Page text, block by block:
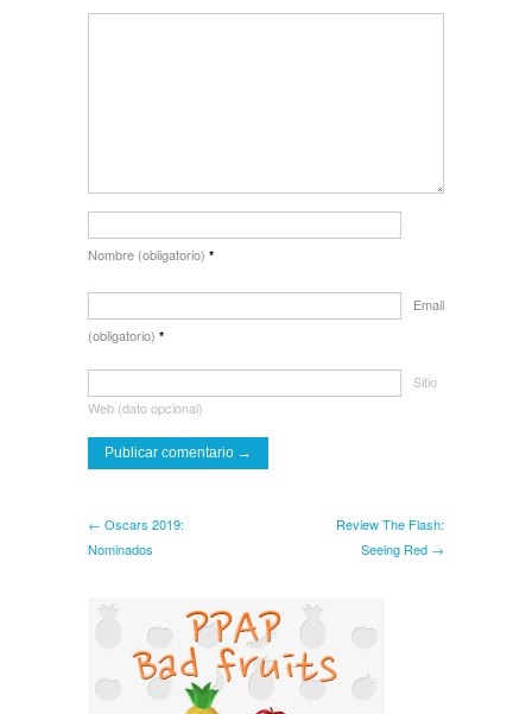
Nombre (obligatorio) *
Email
(obligatorio) *
Sitio
Web (dato opcional)
← Oscars 2019:
Nominados
Review The Flash:
Seeing Red →